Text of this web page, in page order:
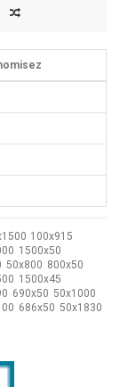
100x915
1500x50
50x800 800x50
1500x45
690x50 50x1000
686x50 50x1830